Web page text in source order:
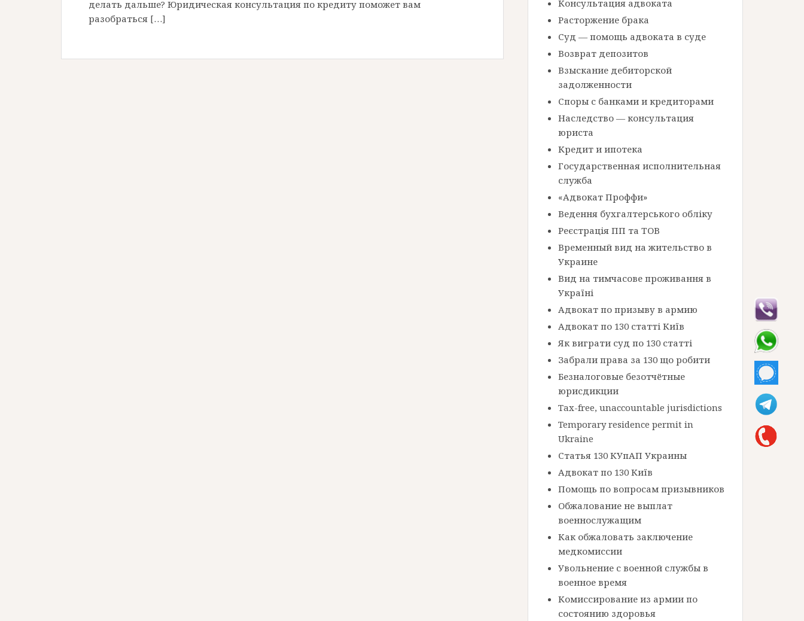
делать дальше? Юридическая консультация по кредиту поможет вам
разобраться […]
Консультация адвоката
Расторжение брака
Суд — помощь адвоката в суде
Возврат депозитов
Взыскание дебиторской
задолженности
Споры с банками и кредиторами
Наследство — консультация
юриста
Кредит и ипотека
Государственная исполнительная
служба
«Адвокат Проффи»
Ведення бухгалтерського обліку
Реєстрація ПП та ТОВ
Временный вид на жительство в
Украине
Вид на тимчасове проживання в
Україні
Адвокат по призыву в армию
Адвокат по 130 статті Київ
Як виграти суд по 130 статті
Забрали права за 130 що робити
Безналоговые безотчётные
юрисдикции
Tax-free, unaccountable jurisdictions
Temporary residence permit in
Ukraine
Статья 130 КУпАП Украины
Адвокат по 130 Київ
Помощь по вопросам призывников
Обжалование не выплат
военнослужащим
Как обжаловать заключение
медкомиссии
Увольнение с военной службы в
военное время
Комиссирование из армии по
состоянию здоровья